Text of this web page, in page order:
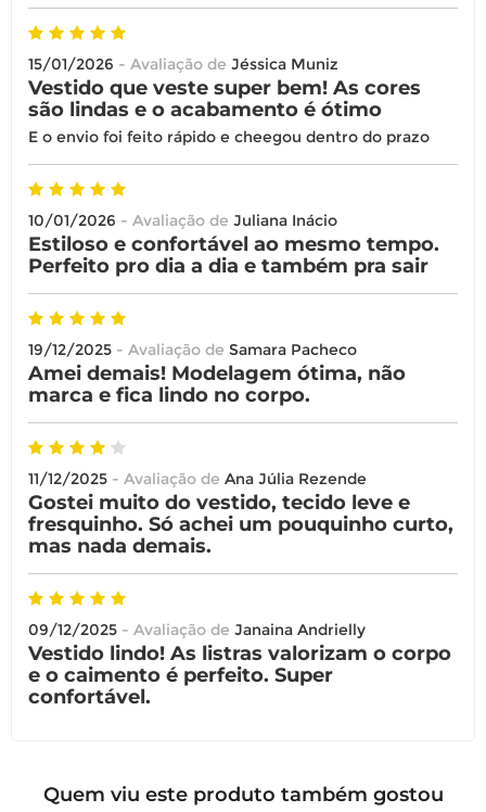
15/01/2026 - Avaliação de Jéssica Muniz
Vestido que veste super bem! As cores
são lindas e o acabamento é ótimo
E o envio foi feito rápido e cheegou dentro do prazo
10/01/2026 - Avaliação de Juliana Inácio
Estiloso e confortável ao mesmo tempo.
Perfeito pro dia a dia e também pra sair
19/12/2025 - Avaliação de Samara Pacheco
Amei demais! Modelagem ótima, não
marca e fica lindo no corpo.
11/12/2025 - Avaliação de Ana Júlia Rezende
Gostei muito do vestido, tecido leve e
fresquinho. Só achei um pouquinho curto,
mas nada demais.
09/12/2025 - Avaliação de Janaina Andrielly
Vestido lindo! As listras valorizam o corpo
e o caimento é perfeito. Super
confortável.
Quem viu este produto também gostou